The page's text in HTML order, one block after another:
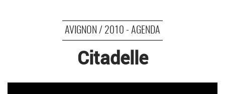
AVIGNON / 2010 - AGENDA
Citadelle